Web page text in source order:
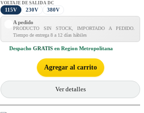
VOLTAJE DE SALIDA DC
115V 230V 380V
A pedido
PRODUCTO SIN STOCK, IMPORTADO A PEDIDO.
Tiempo de entrega 8 a 12 días hábiles
Despacho GRATIS en Region Metropolitana
Agregar al carrito
Ver detalles